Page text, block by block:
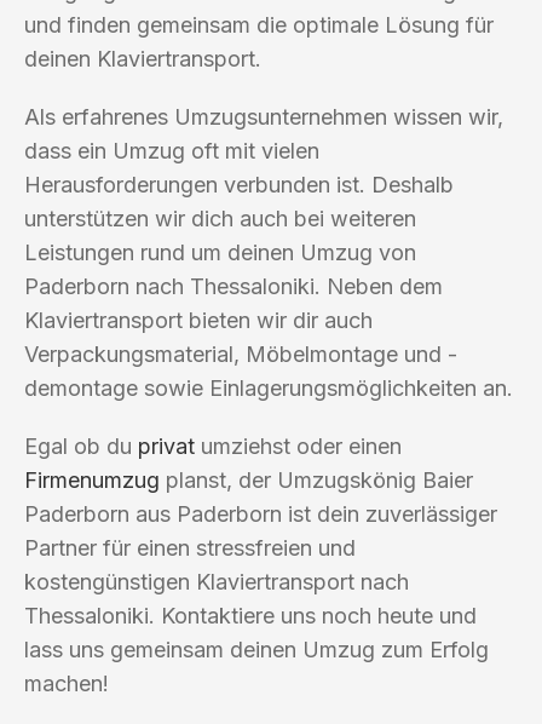
und finden gemeinsam die optimale Lösung für
deinen Klaviertransport.
Als erfahrenes Umzugsunternehmen wissen wir,
dass ein Umzug oft mit vielen
Herausforderungen verbunden ist. Deshalb
unterstützen wir dich auch bei weiteren
Leistungen rund um deinen Umzug von
Paderborn nach Thessaloniki. Neben dem
Klaviertransport bieten wir dir auch
Verpackungsmaterial, Möbelmontage und -
demontage sowie Einlagerungsmöglichkeiten an.
Egal ob du privat umziehst oder einen
Firmenumzug planst, der Umzugskönig Baier
Paderborn aus Paderborn ist dein zuverlässiger
Partner für einen stressfreien und
kostengünstigen Klaviertransport nach
Thessaloniki. Kontaktiere uns noch heute und
lass uns gemeinsam deinen Umzug zum Erfolg
machen!